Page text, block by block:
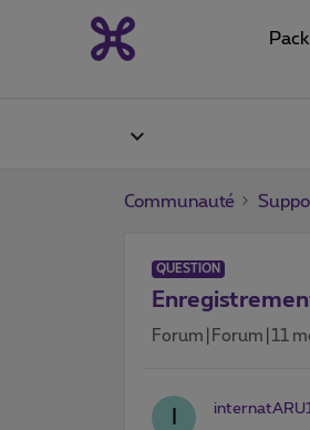
Communauté
QUESTION
Forum|Forum|11
internatARU1